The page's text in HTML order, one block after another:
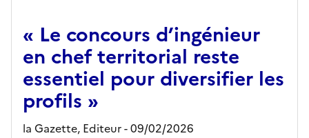
« Le concours d’ingénieur
en chef territorial reste
essentiel pour diversifier les
profils »
la Gazette, Editeur- 09/02/2026